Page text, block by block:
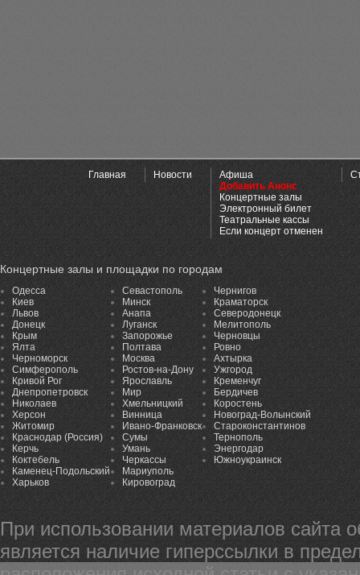
Главная Новости
Афиша
Добавить Анонс
Концертные залы
Электронный билет
Театральные кассы
Если концерт отменен
Концертные залы и площадки по городам
Одесса
Киев
Львов
Донецк
Крым
Ялта
Черноморск
Симферополь
Кривой Рог
Днепропетровск
Николаев
Херсон
Житомир
Краснодар (Россия)
Керчь
Коктебель
Каменец-Подольский
Харьков
Севастополь
Минск
Анапа
Луганск
Запорожье
Полтава
Москва
Ростов-на-Дону
Ярославль
Мир
Хмельницкий
Винница
Ивано-Франковск
Сумы
Умань
Черкассы
Мариуполь
Кировоград
Чернигов
Краматорск
Северодонецк
Мелитополь
Черновцы
Ровно
Ахтырка
Ужгород
Кременчуг
Бердичев
Коростень
Новоград-Волынский
Староконстантинов
Тернополь
Энергодар
Южноукраинск
При использовании материалов сайта
является наличие гиперссылки в